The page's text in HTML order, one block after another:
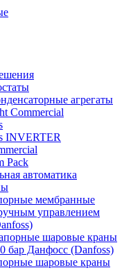
агрегаты
Commercial
INVERTER
Pack
автоматика
мембранные
управлением
шаровые краны
бар Данфосс (Danfoss)
шаровые краны